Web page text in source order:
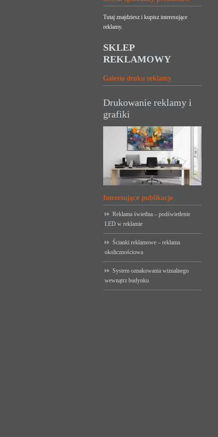
Tutaj znajdziesz i kupisz interesujące
reklamy.
SKLEP
REKLAMOWY
Galeria druku reklamy
Drukowanie reklamy i
grafiki
Interesujące publikacje
Reklama świetlna – podświetlenie
LED w reklamie
Ścianki reklamowe – reklama
okolicznościowa
System oznakowania wizualnego
wewnątrz budynku